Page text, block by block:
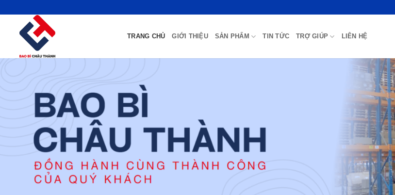
TRANG CHỦ GIỚI THIỆU SẢN PHẨM TIN TỨC TRỢ GIÚP LIÊN HỆ